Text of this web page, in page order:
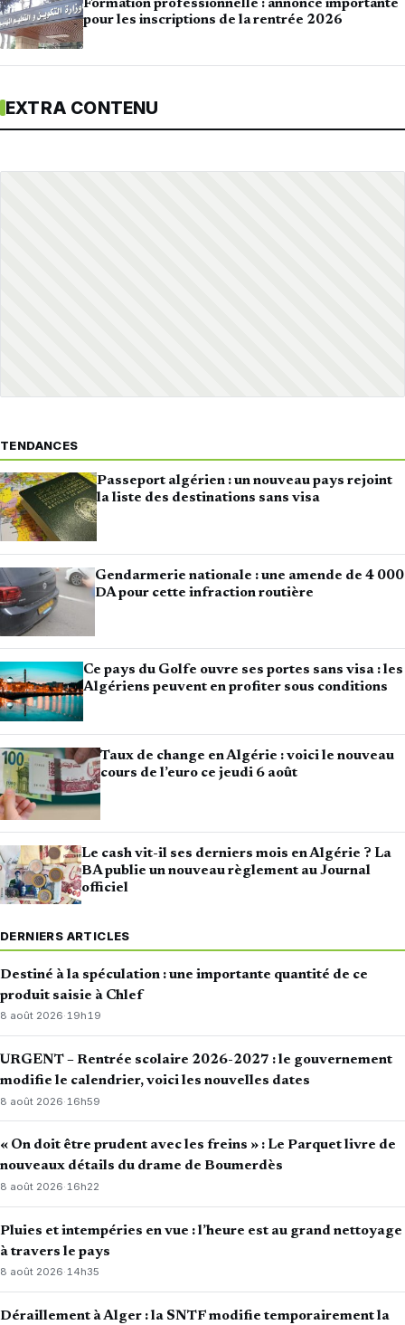
Formation professionnelle : annonce importante
pour les inscriptions de la rentrée 2026
EXTRA CONTENU
TENDANCES
Passeport algérien : un nouveau pays rejoint
la liste des destinations sans visa
Gendarmerie nationale : une amende de 4 000
DA pour cette infraction routière
Ce pays du Golfe ouvre ses portes sans visa : les
Algériens peuvent en profiter sous conditions
Taux de change en Algérie : voici le nouveau
cours de l’euro ce jeudi 6 août
Le cash vit-il ses derniers mois en Algérie ? La
BA publie un nouveau règlement au Journal
officiel
DERNIERS ARTICLES
Destiné à la spéculation : une importante quantité de ce
produit saisie à Chlef
8 août 2026·19h19
URGENT – Rentrée scolaire 2026-2027 : le gouvernement
modifie le calendrier, voici les nouvelles dates
8 août 2026· 16h59
« On doit être prudent avec les freins » : Le Parquet livre de
nouveaux détails du drame de Boumerdès
8 août 2026·16h22
Pluies et intempéries en vue : l’heure est au grand nettoyage
à travers le pays
8 août 2026·14h35
Déraillement à Alger : la SNTF modifie temporairement la